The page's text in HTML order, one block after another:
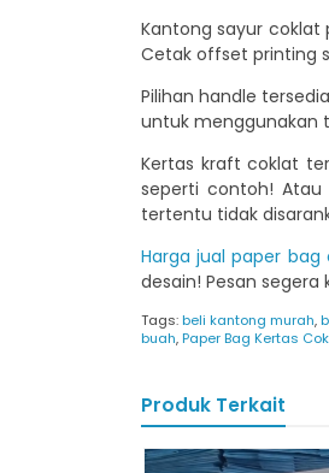
Kantong sayur coklat
Cetak offset printing
Pilihan handle
untuk menggunakan
Kertas kraft coklat
seperti contoh!
tertentu tidak
Harga jual paper bag
desain! Pesan
Tags:beli kantong murah,
buah,Paper Bag Kertas
Produk Terkait